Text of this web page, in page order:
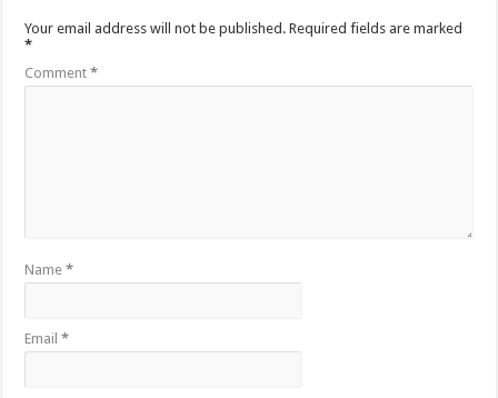
Your email address will not be published. Required fields are marked
*
Comment*
Name*
Email*